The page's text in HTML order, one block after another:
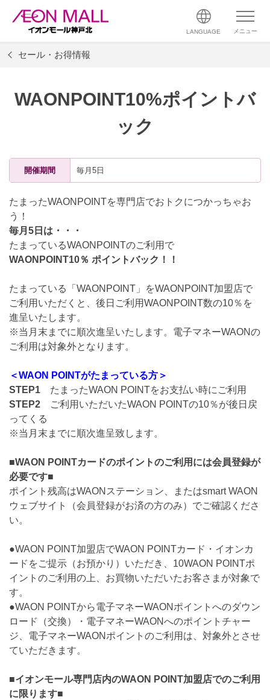
LANGUAGE メニュー
セール・お得情報
WAONPOINT10%ポイントバ
ック
開催期間 毎月5日
たまったWAONPOINTを専門店でおトクにつかっちゃお
う！
毎月5日は・・・
たまっているWAONPOINTのご利用で
WAONPOINT10％ ポイントバック！！
たまっている「WAONPOINT」をWAONPOINT加盟店で
ご利用いただくと、後日ご利用WAONPOINT数の10％を
進呈いたします。
※当月末までに順次進呈いたします。電子マネーWAONの
ご利用は対象外となります。
＜WAON POINTがたまっている方＞
STEP1 たまったWAON POINTをお支払い時にご利用
STEP2 ご利用いただいたWAON POINTの10％が後日戻
ってくる
※当月末までに順次進呈致します。
■WAON POINTカードのポイントのご利用には会員登録が
必要です■
ポイント残高はWAONステーション、またはsmart WAON
ウェブサイト（会員登録がお済の方のみ）でご確認くださ
い。
●WAON POINT加盟店でWAON POINTカード・イオンカ
ードをご提示（お預かり）いただき、10WAON POINTポ
イントのご利用の上、お買物いただいたお客さまが対象で
す。
●WAON POINTから電子マネーWAONポイントへのダウン
ロード（交換）・電子マネーWAONへのポイントチャー
ジ、電子マネーWAONポイントのご利用は、対象外とさせ
ていただきます。
■イオンモール専門店内のWAON POINT加盟店でのご利用
に限ります■